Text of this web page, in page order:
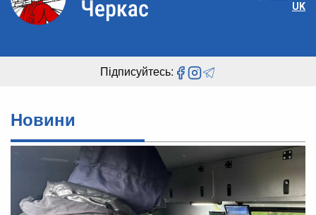
UK
Підписуйтесь:
Новини